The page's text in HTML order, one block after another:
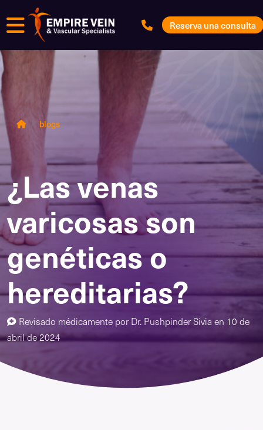
Menú Reserva una consulta
blogs
¿Las venas
varicosas son
genéticas o
hereditarias?
Revisado médicamente porDr. Pushpinder Sivia en 10 de
abril de 2024